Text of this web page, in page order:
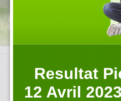
Resultat
12 Avril